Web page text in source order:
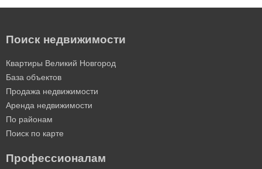
Поиск недвижимости
Квартиры Великий Новгород
База объектов
Продажа недвижимости
Аренда недвижимости
По районам
Поиск по карте
Профессионалам